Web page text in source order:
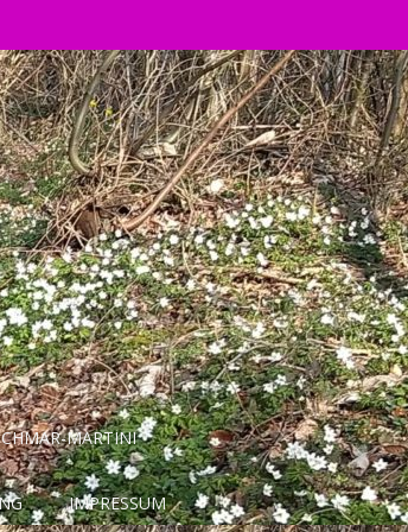
MARTINI
IMPRESSUM